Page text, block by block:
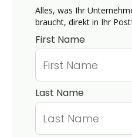
Alles, was Ihr
braucht, direkt in Ihr
First Name
Last Name